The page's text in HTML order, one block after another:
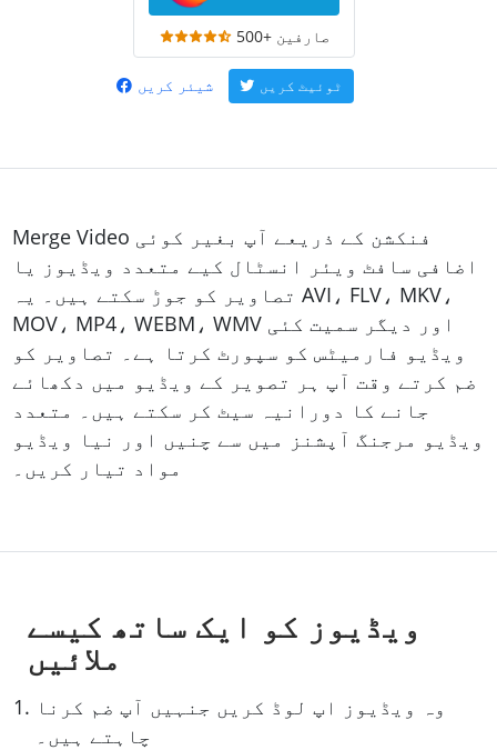
500+ صارفین
شیئر کریں ٹوئیٹ کریں
Merge Video فنکشن کے ذریعے آپ بغیر کوئی
اضافی سافٹ ویئر انسٹال کیے متعدد ویڈیوز یا
تصاویر کو جوڑ سکتے ہیں۔ یہ AVI، FLV، MKV،
MOV، MP4، WEBM، WMV اور دیگر سمیت کئی
ویڈیو فارمیٹس کو سپورٹ کرتا ہے۔ تصاویر کو
ضم کرتے وقت آپ ہر تصویر کے ویڈیو میں دکھائے
جانے کا دورانیہ سیٹ کر سکتے ہیں۔ متعدد
ویڈیو مرجنگ آپشنز میں سے چنیں اور نیا ویڈیو
مواد تیار کریں۔
ویڈیوز کو ایک ساتھ کیسے
ملائیں
وہ ویڈیوز اپ لوڈ کریں جنہیں آپ ضم کرنا
چاہتے ہیں۔